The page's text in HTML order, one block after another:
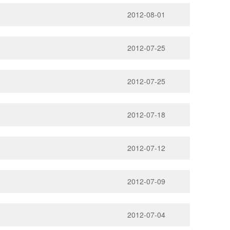
2012-08-01
2012-07-25
2012-07-25
2012-07-18
2012-07-12
2012-07-09
2012-07-04